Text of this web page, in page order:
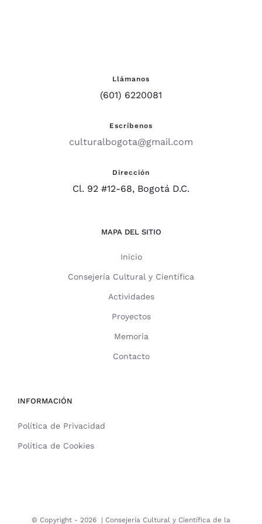
Llámanos
(601) 6220081
Escríbenos
culturalbogota@gmail.com
Dirección
Cl. 92 #12-68, Bogotá D.C.
MAPA DEL SITIO
Inicio
Consejería Cultural y Científica
Actividades
Proyectos
Memoria
Contacto
INFORMACIÓN
Política de Privacidad
Política de Cookies
© Copyright - 2026 | Consejería Cultural y Científica de la